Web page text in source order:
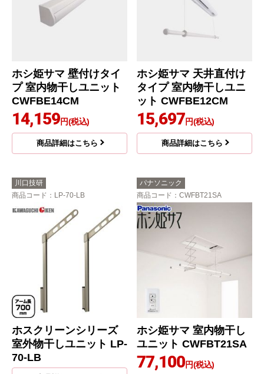
ホシ姫サマ 壁付けタイ
プ 室内物干しユニット
CWFBE14CM
14,159円(税込)
商品詳細はこちら
ホシ姫サマ 天井直付け
タイプ 室内物干しユニ
ット CWFBE12CM
15,697円(税込)
商品詳細はこちら
川口技研
商品コード ：LP-70-LB
ホスクリーンシリーズ
室外物干しユニット LP-
70-LB
パナソニック
商品コード ：CWFBT21SA
ホシ姫サマ 室内物干し
ユニット CWFBT21SA
77,100円(税込)